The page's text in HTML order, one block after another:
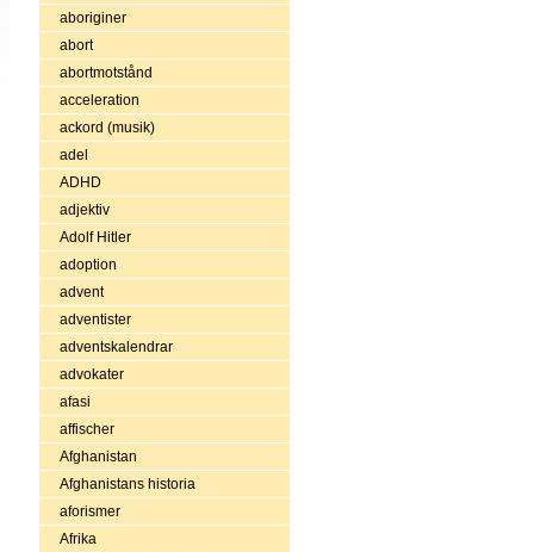
aboriginer
abort
abortmotstånd
acceleration
ackord (musik)
adel
ADHD
adjektiv
Adolf Hitler
adoption
advent
adventister
adventskalendrar
advokater
afasi
affischer
Afghanistan
Afghanistans historia
aforismer
Afrika